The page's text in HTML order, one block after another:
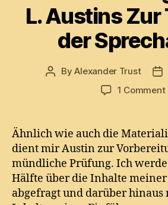
L. Austins Zur
der
PostByAlexander Trust
1 Comment
in
Ähnlich wie auch die
dient mir Austin zur
mündliche Prüfung. Ich
Hälfte über die Inhalte
abgefragt und darüber hinaus